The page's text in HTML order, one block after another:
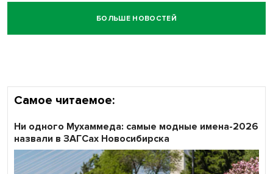
БОЛЬШЕ НОВОСТЕЙ
Самое читаемое:
Ни одного Мухаммеда: самые модные имена-2026
назвали в ЗАГСах Новосибирска